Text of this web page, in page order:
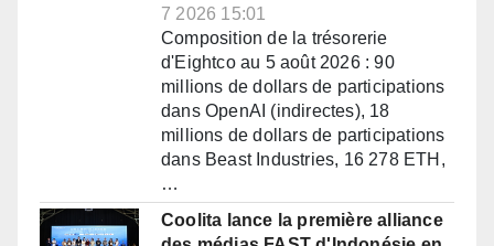
7 2026 15:01
Composition de la trésorerie
d'Eightco au 5 août 2026 : 90
millions de dollars de participations
dans OpenAI (indirectes), 18
millions de dollars de participations
dans Beast Industries, 16 278 ETH,
…
Coolita lance la première alliance